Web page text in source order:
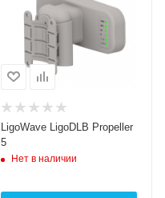
LigoWave LigoDLB Propeller
5
Нет в наличии